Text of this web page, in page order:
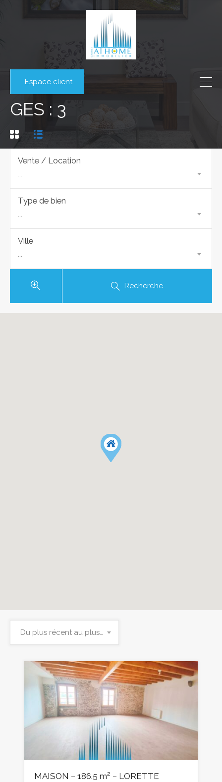
Espace client
GES : 3
Vente / Location
...
Type de bien
...
Ville
...
Recherche
Du plus récent au plus ancien
MAISON – 186.5 m² – LORETTE